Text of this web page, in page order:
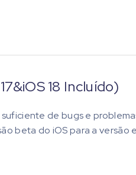
18 Incluído)
de bugs e
beta do iOS para a versão